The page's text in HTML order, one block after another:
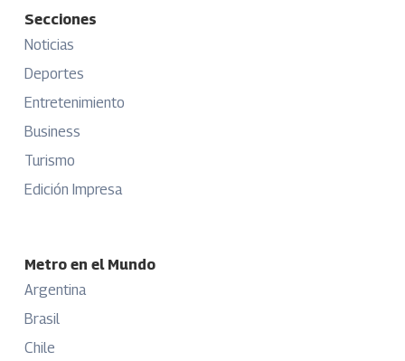
Secciones
Noticias
Deportes
Entretenimiento
Business
Turismo
Edición Impresa
Metro en el Mundo
Argentina
Brasil
Chile